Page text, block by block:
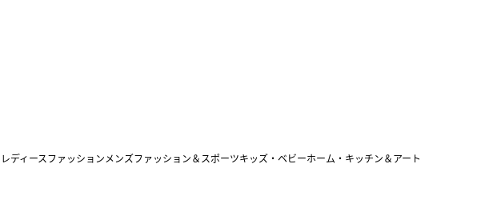
レディースファッションメンズファッション＆スポーツキッズ・ベビーホーム・キッチン＆アート